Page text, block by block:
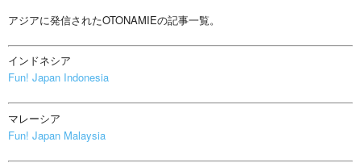
アジアに発信されたOTONAMIEの記事一覧。
インドネシア
Fun! Japan Indonesia
マレーシア
Fun! Japan Malaysia